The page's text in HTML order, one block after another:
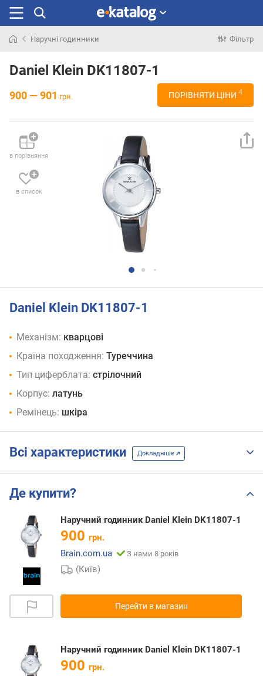
раніше
Наручні годинники Фільтр
Daniel Klein DK11807-1
900 — 901 грн. ПОРІВНЯТИ ЦІНИ 4
в порівняння
в список
Daniel Klein DK11807-1
Механізм: кварцові
Країна походження: Туреччина
Тип циферблата: стрілочний
Корпус: латунь
Ремінець: шкіра
Всі характеристики Докладніше
Де купити?
Наручний годинник Daniel Klein DK11807-1
900 грн.
Brain.com.ua
З нами 8 років
(Київ)
Перейти в магазин
Наручний годинник Daniel Klein DK11807-1
900 грн.